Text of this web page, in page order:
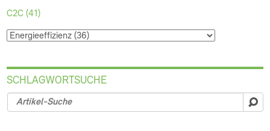
C2C (41)
SCHLAGWORTSUCHE